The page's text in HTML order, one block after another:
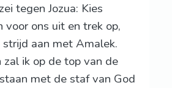
tegen Jozua: Kies
voor ons uit en trek op,
strijd aan met Amalek.
zal ik op de top van de
met de staf van God